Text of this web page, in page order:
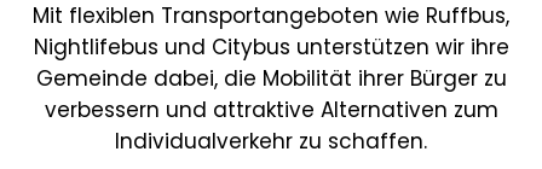
Mit flexiblen Transportangeboten wie Ruffbus,
Nightlifebus und Citybus unterstützen wir ihre
Gemeinde dabei, die Mobilität ihrer Bürger zu
verbessern und attraktive Alternativen zum
Individualverkehr zu schaffen.